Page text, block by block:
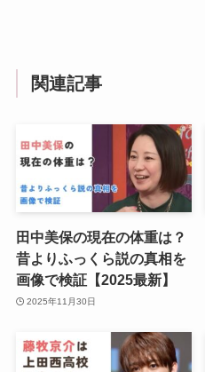
関連記事
田中美保の現在の体重は？
昔よりふっくら説の真相を
画像で検証【2025最新】
2025年11月30日